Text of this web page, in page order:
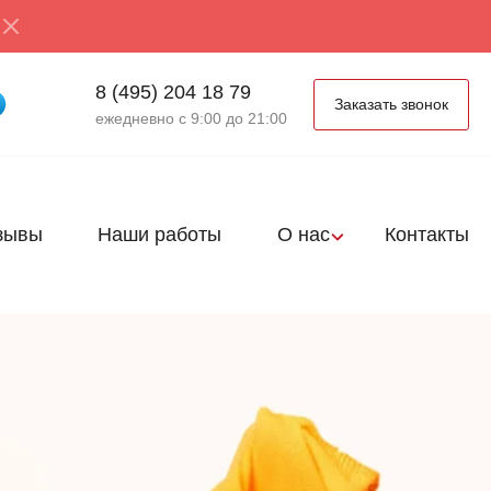
8 (495) 204 18 79
ежедневно с 9:00 до 21:00
Заказать звонок
Наши работы О нас Контакты